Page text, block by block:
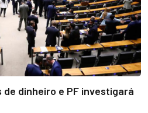
de dinheiro e PF investigará